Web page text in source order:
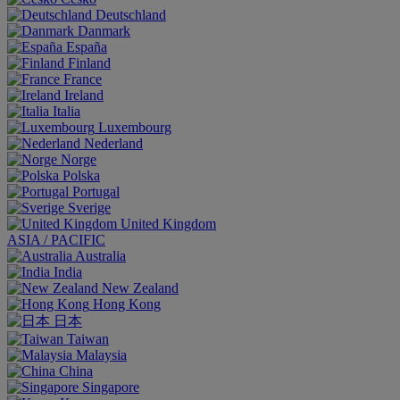
Deutschland
Danmark
España
Finland
France
Ireland
Italia
Luxembourg
Nederland
Norge
Polska
Portugal
Sverige
United Kingdom
ASIA / PACIFIC
Australia
India
New Zealand
Hong Kong
日本
Taiwan
Malaysia
China
Singapore